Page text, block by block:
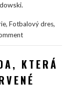
, Fotbalový dres,
KTERÁ